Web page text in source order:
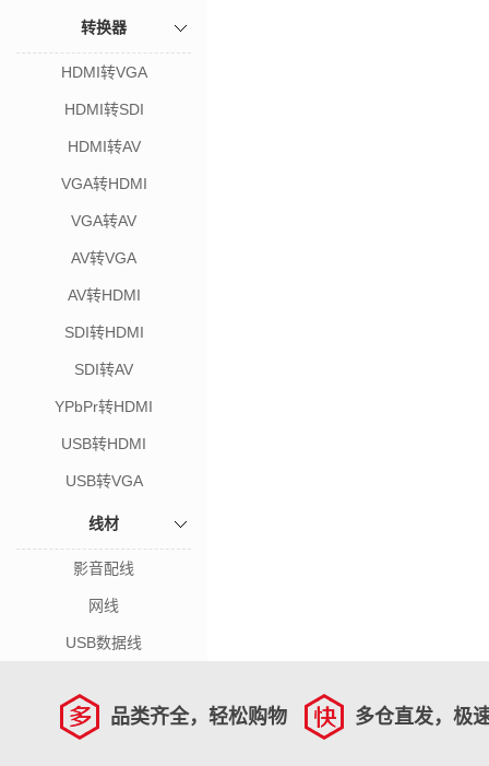
转换器
HDMI转VGA
HDMI转SDI
HDMI转AV
VGA转HDMI
VGA转AV
AV转VGA
AV转HDMI
SDI转HDMI
SDI转AV
YPbPr转HDMI
USB转HDMI
USB转VGA
线材
影音配线
网线
USB数据线
品类齐全，轻松购物 多仓直发，极